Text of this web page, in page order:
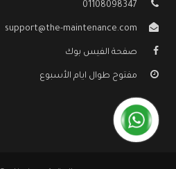
01108098347
support@the-maintenance.com
صفحة الفيس بوك
مفتوح طوال ايام الأسبوع